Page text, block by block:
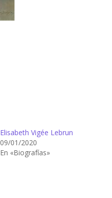
Elisabeth Vigée Lebrun
09/01/2020
En «Biografías»